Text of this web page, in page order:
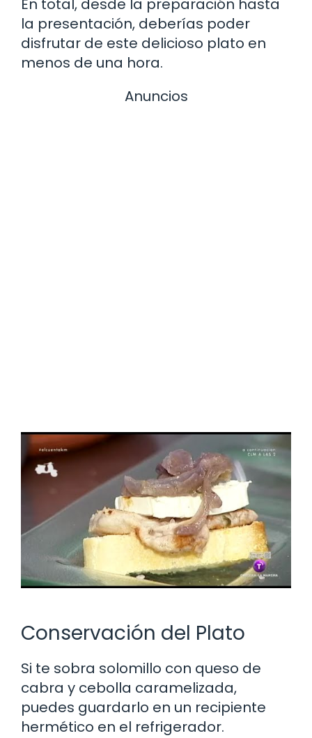
En total, desde la preparación hasta
la presentación, deberías poder
disfrutar de este delicioso plato en
menos de una hora.
Anuncios
Conservación del Plato
Si te sobra solomillo con queso de
cabra y cebolla caramelizada,
puedes guardarlo en un recipiente
hermético en el refrigerador.